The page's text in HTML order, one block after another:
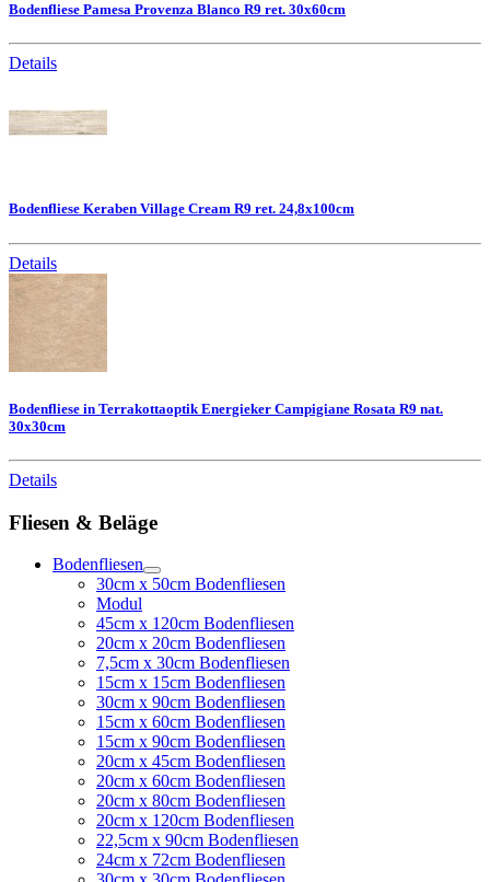
Bodenfliese Pamesa Provenza Blanco R9 ret. 30x60cm
Details
Bodenfliese Keraben Village Cream R9 ret. 24,8x100cm
Details
Bodenfliese in Terrakottaoptik Energieker Campigiane Rosata R9 nat.
30x30cm
Details
Fliesen & Beläge
Bodenfliesen
30cm x 50cm Bodenfliesen
Modul
45cm x 120cm Bodenfliesen
20cm x 20cm Bodenfliesen
7,5cm x 30cm Bodenfliesen
15cm x 15cm Bodenfliesen
30cm x 90cm Bodenfliesen
15cm x 60cm Bodenfliesen
15cm x 90cm Bodenfliesen
20cm x 45cm Bodenfliesen
20cm x 60cm Bodenfliesen
20cm x 80cm Bodenfliesen
20cm x 120cm Bodenfliesen
22,5cm x 90cm Bodenfliesen
24cm x 72cm Bodenfliesen